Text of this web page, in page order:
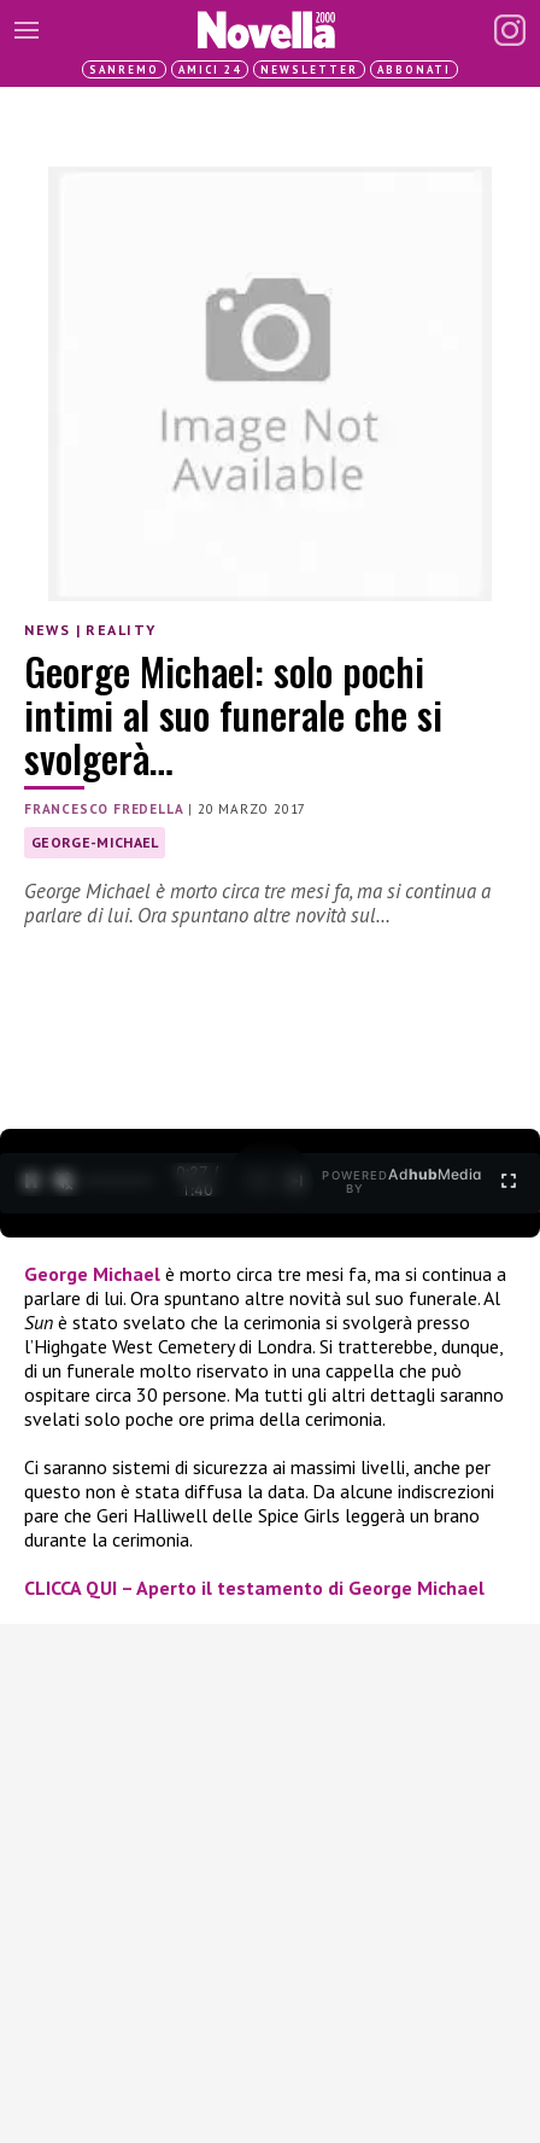
SANREMO AMICI 24 NEWSLETTER ABBONATI
NEWS | REALITY
George Michael: solo pochi
intimi al suo funerale che si
svolgerà…
FRANCESCO FREDELLA | 20 MARZO 2017
GEORGE-MICHAEL
George Michael è morto circa tre mesi fa, ma si continua a
parlare di lui. Ora spuntano altre novità sul…
0:27 /
1:40
POWERED
BY
AdhubMedia
George Michael è morto circa tre mesi fa, ma si continua a
parlare di lui. Ora spuntano altre novità sul suo funerale. Al
Sun è stato svelato che la cerimonia si svolgerà presso
l’Highgate West Cemetery di Londra. Si tratterebbe, dunque,
di un funerale molto riservato in una cappella che può
ospitare circa 30 persone. Ma tutti gli altri dettagli saranno
svelati solo poche ore prima della cerimonia.
Ci saranno sistemi di sicurezza ai massimi livelli, anche per
questo non è stata diffusa la data. Da alcune indiscrezioni
pare che Geri Halliwell delle Spice Girls leggerà un brano
durante la cerimonia.
CLICCA QUI – Aperto il testamento di George Michael